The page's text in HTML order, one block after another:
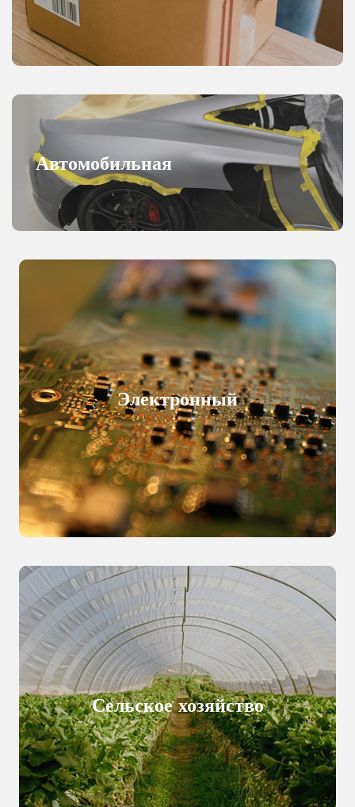
Электронный
Сельское хозяйство
Автомобильная
промышленность